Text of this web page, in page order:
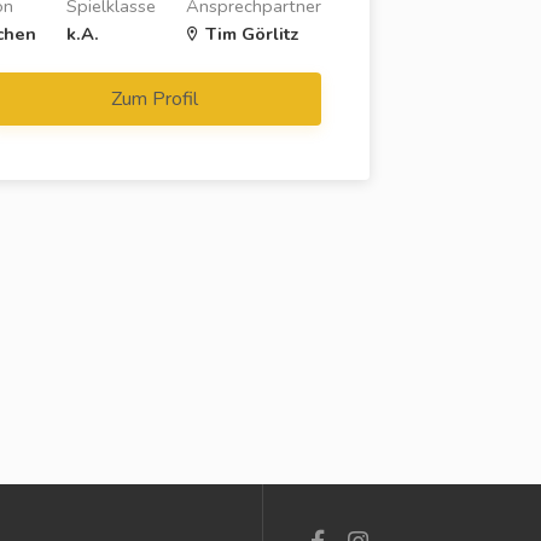
Ansprechpartner
Tim Görlitz
Spielklasse
k.A.
Zum Profil